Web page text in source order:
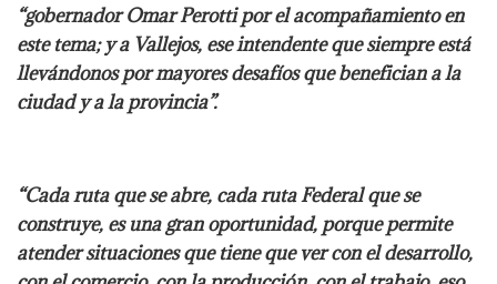
“gobernador Omar Perotti por el acompañamiento en
este tema; y a Vallejos, ese intendente que siempre está
llevándonos por mayores desafíos que benefician a la
ciudad y a la provincia”.
“Cada ruta que se abre, cada ruta Federal que se
construye, es una gran oportunidad, porque permite
atender situaciones que tiene que ver con el desarrollo,